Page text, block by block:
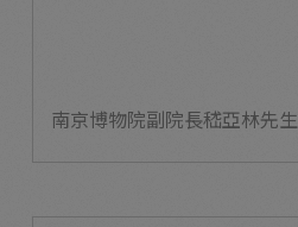
南京博物院副院長嵇亞林先生